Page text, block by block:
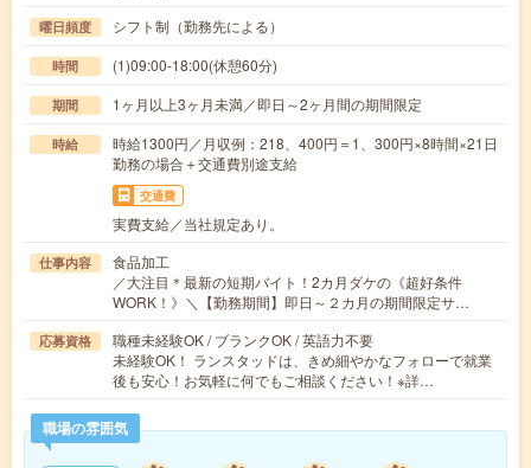
曜日頻度 シフト制（勤務先による）
時間 (1)09:00-18:00(休憩60分)
期間 1ヶ月以上3ヶ月未満／即日～2ヶ月間の期間限定
時給
時給1300円／月収例：218、400円＝1、300円×8時間×21日
勤務の場合＋交通費別途支給
交通費
実費支給／当社規定あり。
仕事内容
食品加工
／大注目＊最新の短期バイト！2カ月ダケの《超好条件
WORK！》＼【勤務期間】即日～２カ月の期間限定サ…
応募資格
職種未経験OK / ブランクOK / 英語力不要
未経験OK！ ランスタッドは、きめ細やかなフォローで就業
後も安心！お気軽に何でもご相談ください！※詳…
職場の雰囲気